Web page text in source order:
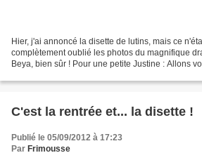
Hier, j'ai annoncé la disette de lutins, mais ce
complètement oublié les photos du magnifique
Beya, bien sûr ! Pour une petite Justine : Allons
C'est la rentrée et... la disette !
Publié le 05/09/2012 à 17:23
Par Frimousse